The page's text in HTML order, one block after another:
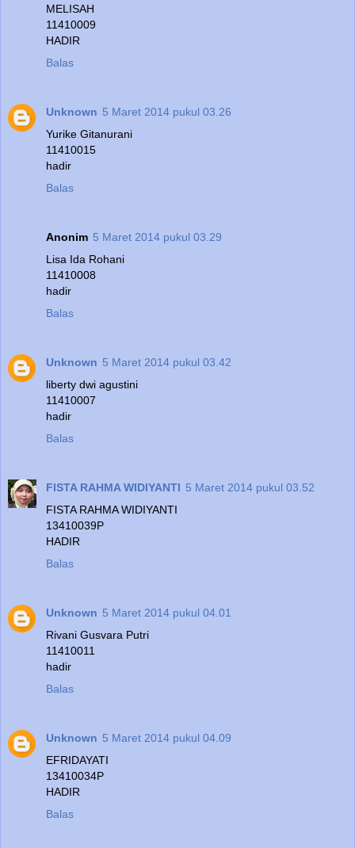
MELISAH
11410009
HADIR
Balas
Unknown 5 Maret 2014 pukul 03.26
Yurike Gitanurani
11410015
hadir
Balas
Anonim 5 Maret 2014 pukul 03.29
Lisa Ida Rohani
11410008
hadir
Balas
Unknown 5 Maret 2014 pukul 03.42
liberty dwi agustini
11410007
hadir
Balas
FISTA RAHMA WIDIYANTI 5 Maret 2014 pukul 03.52
FISTA RAHMA WIDIYANTI
13410039P
HADIR
Balas
Unknown 5 Maret 2014 pukul 04.01
Rivani Gusvara Putri
11410011
hadir
Balas
Unknown 5 Maret 2014 pukul 04.09
EFRIDAYATI
13410034P
HADIR
Balas